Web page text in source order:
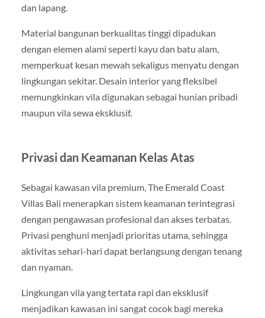
dan lapang.
Material bangunan berkualitas tinggi dipadukan
dengan elemen alami seperti kayu dan batu alam,
memperkuat kesan mewah sekaligus menyatu dengan
lingkungan sekitar. Desain interior yang fleksibel
memungkinkan vila digunakan sebagai hunian pribadi
maupun vila sewa eksklusif.
Privasi dan Keamanan Kelas Atas
Sebagai kawasan vila premium, The Emerald Coast
Villas Bali menerapkan sistem keamanan terintegrasi
dengan pengawasan profesional dan akses terbatas.
Privasi penghuni menjadi prioritas utama, sehingga
aktivitas sehari-hari dapat berlangsung dengan tenang
dan nyaman.
Lingkungan vila yang tertata rapi dan eksklusif
menjadikan kawasan ini sangat cocok bagi mereka